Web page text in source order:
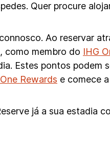
Quer procure
Ao reservar
como membro do IHG
Estes pontos podem
Rewards e comece
já a sua estadia